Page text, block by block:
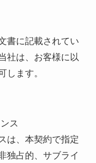
書に記載されてい
社は、お客様に以
します。
ス
は、本契約で指定
独占的、サブライ